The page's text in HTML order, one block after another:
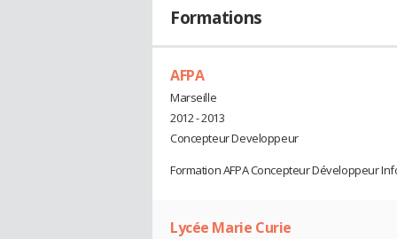
Formations
AFPA
Marseille
2012 - 2013
Concepteur Developpeur
Formation AFPA Concepteur Développeur
Lycée Marie Curie